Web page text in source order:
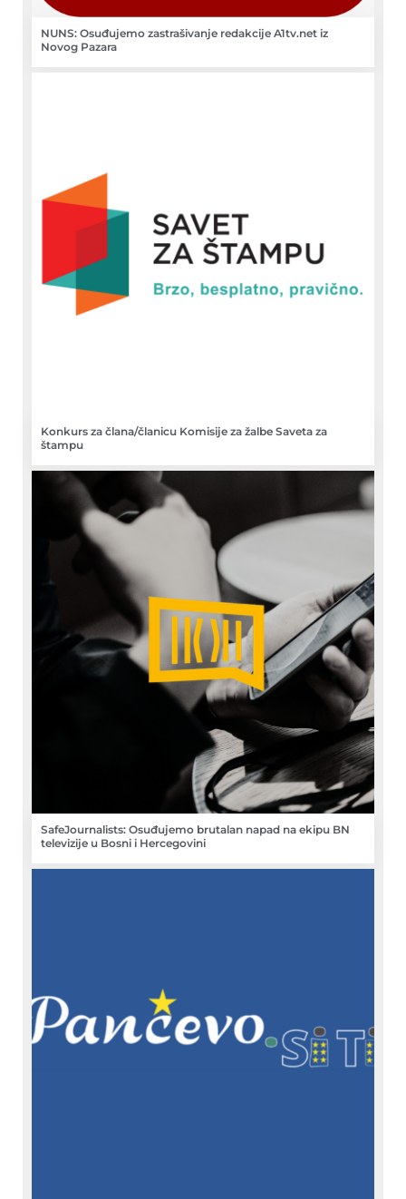
NUNS: Osuđujemo zastrašivanje redakcije A1tv.net iz
Novog Pazara
Konkurs za člana/članicu Komisije za žalbe Saveta za
štampu
SafeJournalists: Osuđujemo brutalan napad na ekipu BN
televizije u Bosni i Hercegovini